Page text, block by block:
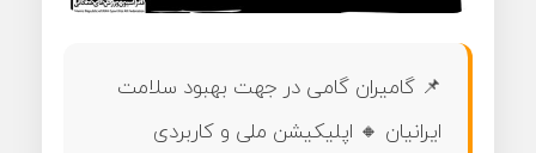
📌 گامیران گامی در جهت بهبود سلامت
ایرانیان 🔸️ اپلیکیشن ملی و کاربردی